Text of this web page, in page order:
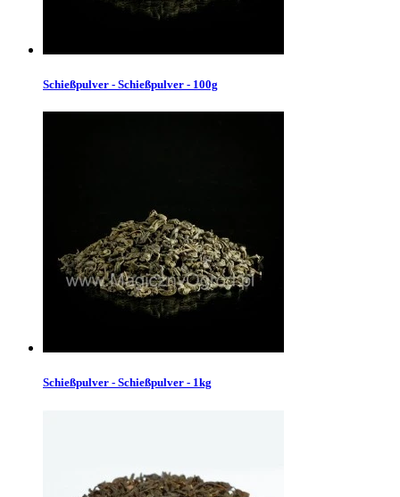
Schießpulver - Schießpulver - 100g
Schießpulver - Schießpulver - 1kg